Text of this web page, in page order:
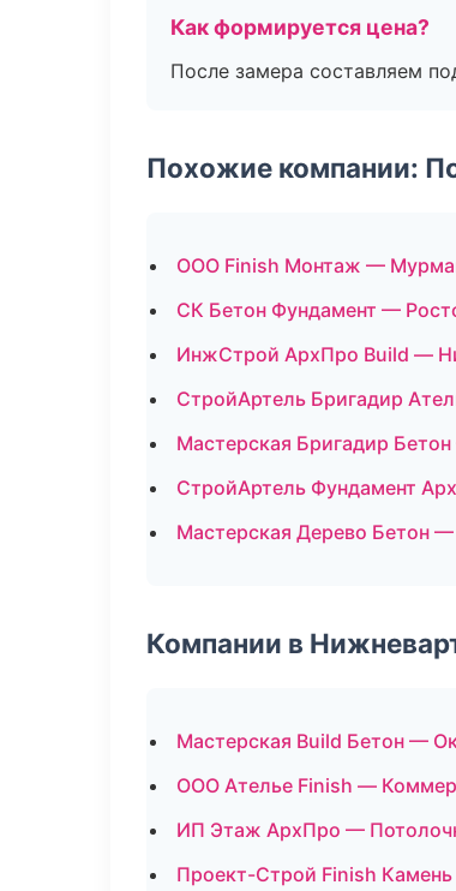
Как формируется цена?
После замера составляем
Похожие компании:
ООО Finish Монтаж —
СК Бетон Фундамент —
ИнжСтрой АрхПро Build —
СтройАртель Бригадир
Мастерская Бригадир
СтройАртель Фундамент
Мастерская Дерево Бетон
Компании в
Мастерская Build Бетон —
ООО Ателье Finish —
ИП Этаж АрхПро —
Проект-Строй Finish